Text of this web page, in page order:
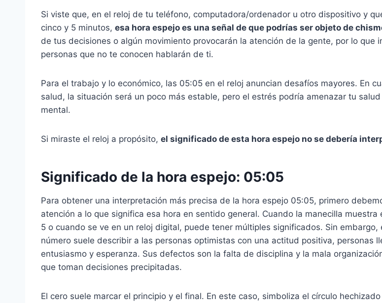
Si viste que, en el reloj de tu teléfono, computadora/ordenador u otro dispositivo y
cinco y 5 minutos, esa hora espejo es una señal de que podrías ser objeto de
de tus decisiones o algún movimiento provocarán la atención de la gente, por lo que
personas que no te conocen hablarán de ti.
Para el trabajo y lo económico, las 05:05 en el reloj anuncian desafíos mayores. En
salud, la situación será un poco más estable, pero el estrés podría amenazar tu
mental.
Si miraste el reloj a propósito, el significado de esta hora espejo no se debería
Significado de la hora espejo: 05:05
Para obtener una interpretación más precisa de la hora espejo 05:05, primero
atención a lo que significa esa hora en sentido general. Cuando la manecilla muestra
5 o cuando se ve en un reloj digital, puede tener múltiples significados. Sin embargo,
número suele describir a las personas optimistas con una actitud positiva, personas
entusiasmo y esperanza. Sus defectos son la falta de disciplina y la mala
que toman decisiones precipitadas.
El cero suele marcar el principio y el final. En este caso, simboliza el círculo